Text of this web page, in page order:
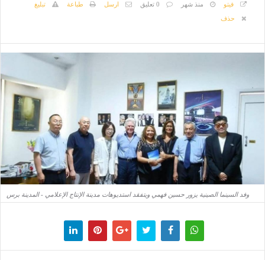
فيتو منذ شهر 0 تعليق ارسل طباعة
تبليغ
حذف
وفد السينما الصينية يزور حسين فهمي ويتفقد استديوهات مدينة الإنتاج الإعلامي - المدينة برس